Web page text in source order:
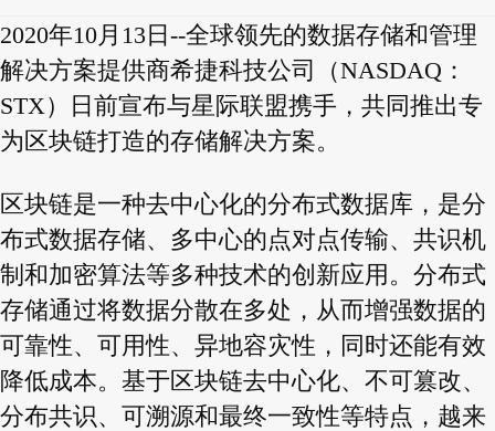
2020年10月13日--全球领先的数据存储和管理
解决方案提供商希捷科技公司（NASDAQ：
STX）日前宣布与星际联盟携手，共同推出专
为区块链打造的存储解决方案。
区块链是一种去中心化的分布式数据库，是分
布式数据存储、多中心的点对点传输、共识机
制和加密算法等多种技术的创新应用。分布式
存储通过将数据分散在多处，从而增强数据的
可靠性、可用性、异地容灾性，同时还能有效
降低成本。基于区块链去中心化、不可篡改、
分布共识、可溯源和最终一致性等特点，越来